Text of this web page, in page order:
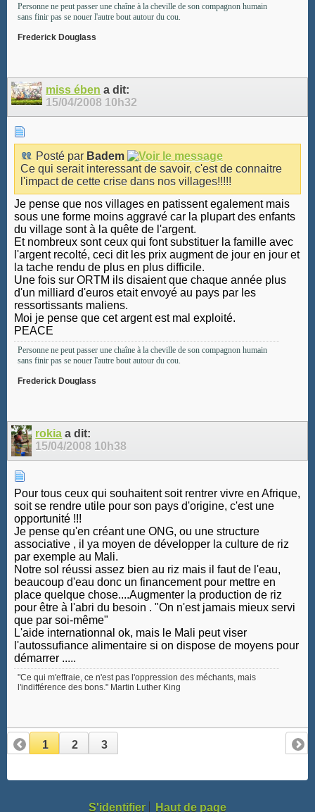
Personne ne peut passer une chaîne à la cheville de son compagnon humain
sans finir pas se nouer l'autre bout autour du cou.
Frederick Douglass
miss ében a dit:
15/04/2008 10h32
Posté par Badem
Ce qui serait interessant de savoir, c'est de connaitre
l'impact de cette crise dans nos villages!!!!!
Je pense que nos villages en patissent egalement mais
sous une forme moins aggravé car la plupart des enfants
du village sont à la quête de l'argent.
Et nombreux sont ceux qui font substituer la famille avec
l'argent recolté, ceci dit les prix augment de jour en jour et
la tache rendu de plus en plus difficile.
Une fois sur ORTM ils disaient que chaque année plus
d'un milliard d'euros etait envoyé au pays par les
ressortissants maliens.
Moi je pense que cet argent est mal exploité.
PEACE
Personne ne peut passer une chaîne à la cheville de son compagnon humain
sans finir pas se nouer l'autre bout autour du cou.
Frederick Douglass
rokia a dit:
15/04/2008 10h38
Pour tous ceux qui souhaitent soit rentrer vivre en Afrique,
soit se rendre utile pour son pays d'origine, c'est une
opportunité !!!
Je pense qu'en créant une ONG, ou une structure
associative , il ya moyen de développer la culture de riz
par exemple au Mali.
Notre sol réussi assez bien au riz mais il faut de l'eau,
beaucoup d'eau donc un financement pour mettre en
place quelque chose....Augmenter la production de riz
pour être à l'abri du besoin . "On n'est jamais mieux servi
que par soi-même"
L'aide internationnal ok, mais le Mali peut viser
l'autossufiance alimentaire si on dispose de moyens pour
démarrer .....
"Ce qui m'effraie, ce n'est pas l'oppression des méchants, mais
l'indifférence des bons." Martin Luther King
1 2 3
S'identifier Haut de page